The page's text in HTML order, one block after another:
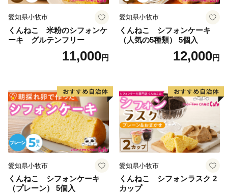
愛知県小牧市
くんねこ 米粉のシフォンケ
ーキ グルテンフリー
11,000円
愛知県小牧市
くんねこ シフォンケーキ
（人気の5種類） 5個入
12,000円
愛知県小牧市
くんねこ シフォンケーキ
（プレーン） 5個入
愛知県小牧市
くんねこ シフォンラスク 2
カップ